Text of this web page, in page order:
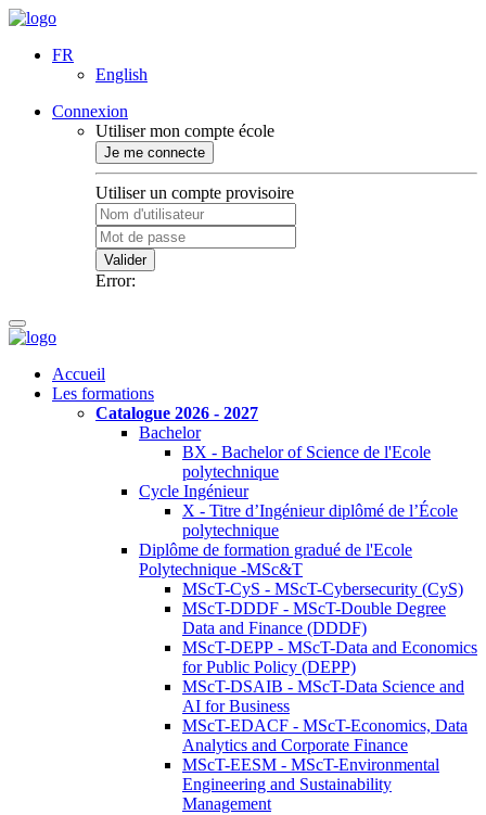
FR
English
Connexion
Utiliser mon compte école
Je me connecte
Utiliser un compte provisoire
Valider
Error:
Accueil
Les formations
Catalogue 2026 - 2027
Bachelor
BX - Bachelor of Science de l'Ecole
polytechnique
Cycle Ingénieur
X - Titre d’Ingénieur diplômé de l’École
polytechnique
Diplôme de formation gradué de l'Ecole
Polytechnique -MSc&T
MScT-CyS - MScT-Cybersecurity (CyS)
MScT-DDDF - MScT-Double Degree
Data and Finance (DDDF)
MScT-DEPP - MScT-Data and Economics
for Public Policy (DEPP)
MScT-DSAIB - MScT-Data Science and
AI for Business
MScT-EDACF - MScT-Economics, Data
Analytics and Corporate Finance
MScT-EESM - MScT-Environmental
Engineering and Sustainability
Management